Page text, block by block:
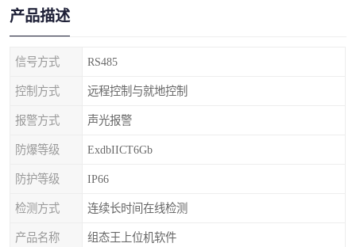
产品描述
信号方式 RS485
控制方式 远程控制与就地控制
报警方式 声光报警
防爆等级 ExdbIICT6Gb
防护等级 IP66
检测方式 连续长时间在线检测
产品名称 组态王上位机软件